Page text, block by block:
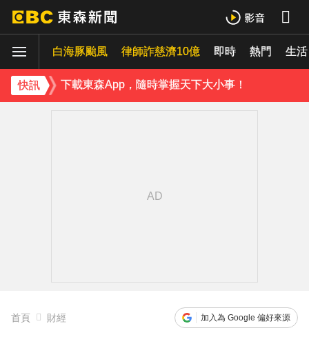
白海豚颱風 律師詐慈濟10億 即時 熱門 生活
快訊
家長曝「小S私下為人」徹底改觀 網友洗版認證
下載東森App，隨時掌握天下大小事！
首頁 財經 加入為 Google 偏好來源